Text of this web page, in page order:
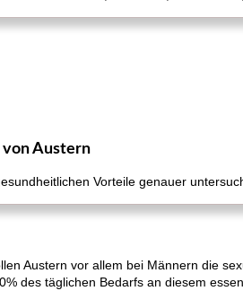
Austern
Vorteile genauer
Austern vor allem bei Männern die
des täglichen Bedarfs an diesem